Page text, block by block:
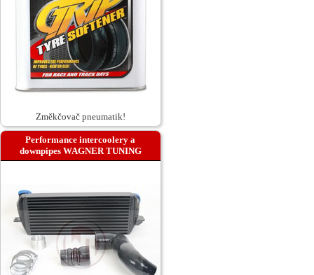
Změkčovač pneumatik!
Performance intercoolery a
downpipes WAGNER TUNING